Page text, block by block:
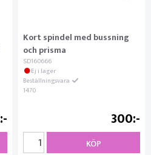
Kort spindel med bussning
och prisma
SD160666
Ej i lager
Beställningsvara
1470
300
KÖP